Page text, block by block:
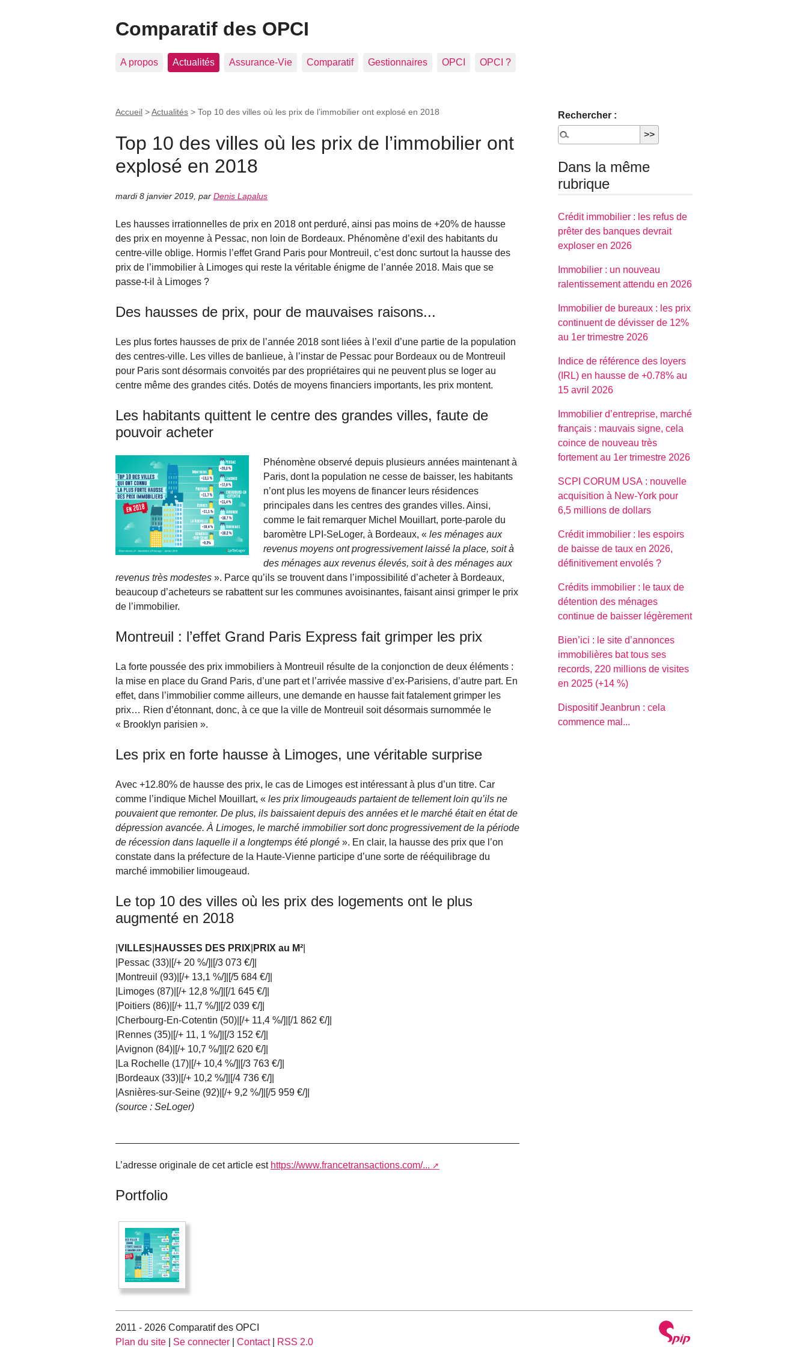
Comparatif des OPCI
A propos Actualités Assurance-Vie Comparatif Gestionnaires OPCI OPCI ?
Accueil >Actualités > Top 10 des villes où les prix de l’immobilier ont explosé en 2018
Top 10 des villes où les prix de l’immobilier ont
explosé en 2018
mardi 8 janvier 2019 par Denis Lapalus
Les hausses irrationnelles de prix en 2018 ont perduré, ainsi pas moins de +20% de hausse
des prix en moyenne à Pessac, non loin de Bordeaux. Phénomène d’exil des habitants du
centre-ville oblige. Hormis l’effet Grand Paris pour Montreuil, c’est donc surtout la hausse des
prix de l’immobilier à Limoges qui reste la véritable énigme de l’année 2018. Mais que se
passe-t-il à Limoges ?
Des hausses de prix, pour de mauvaises raisons...
Les plus fortes hausses de prix de l’année 2018 sont liées à l’exil d’une partie de la population
des centres-ville. Les villes de banlieue, à l’instar de Pessac pour Bordeaux ou de Montreuil
pour Paris sont désormais convoités par des propriétaires qui ne peuvent plus se loger au
centre même des grandes cités. Dotés de moyens financiers importants, les prix montent.
Les habitants quittent le centre des grandes villes, faute de
pouvoir acheter
Phénomène observé depuis plusieurs années maintenant à
Paris, dont la population ne cesse de baisser, les habitants
n’ont plus les moyens de financer leurs résidences
principales dans les centres des grandes villes. Ainsi,
comme le fait remarquer Michel Mouillart, porte-parole du
baromètre LPI-SeLoger, à Bordeaux, « les ménages aux
revenus moyens ont progressivement laissé la place, soit à
des ménages aux revenus élevés, soit à des ménages aux
revenus très modestes ». Parce qu’ils se trouvent dans l’impossibilité d’acheter à Bordeaux,
beaucoup d’acheteurs se rabattent sur les communes avoisinantes, faisant ainsi grimper le prix
de l’immobilier.
Montreuil : l’effet Grand Paris Express fait grimper les prix
La forte poussée des prix immobiliers à Montreuil résulte de la conjonction de deux éléments :
la mise en place du Grand Paris, d’une part et l’arrivée massive d’ex-Parisiens, d’autre part. En
effet, dans l’immobilier comme ailleurs, une demande en hausse fait fatalement grimper les
prix… Rien d’étonnant, donc, à ce que la ville de Montreuil soit désormais surnommée le
« Brooklyn parisien ».
Les prix en forte hausse à Limoges, une véritable surprise
Avec +12.80% de hausse des prix, le cas de Limoges est intéressant à plus d’un titre. Car
comme l’indique Michel Mouillart, « les prix limougeauds partaient de tellement loin qu’ils ne
pouvaient que remonter. De plus, ils baissaient depuis des années et le marché était en état de
dépression avancée. À Limoges, le marché immobilier sort donc progressivement de la période
de récession dans laquelle il a longtemps été plongé ». En clair, la hausse des prix que l’on
constate dans la préfecture de la Haute-Vienne participe d’une sorte de rééquilibrage du
marché immobilier limougeaud.
Le top 10 des villes où les prix des logements ont le plus
augmenté en 2018
VILLES HAUSSES DES PRIX PRIX au M²
|Pessac (33)|[/+ 20 %/]|[/3 073 €/]|
|Montreuil (93)|[/+ 13,1 %/]|[/5 684 €/]|
|Limoges (87)|[/+ 12,8 %/]|[/1 645 €/]|
|Poitiers (86)|[/+ 11,7 %/]|[/2 039 €/]|
|Cherbourg-En-Cotentin (50)|[/+ 11,4 %/]|[/1 862 €/]|
|Rennes (35)|[/+ 11, 1 %/]|[/3 152 €/]|
|Avignon (84)|[/+ 10,7 %/]|[/2 620 €/]|
|La Rochelle (17)|[/+ 10,4 %/]|[/3 763 €/]|
|Bordeaux (33)|[/+ 10,2 %/]|[/4 736 €/]|
|Asnières-sur-Seine (92)|[/+ 9,2 %/]|[/5 959 €/]|
(source : SeLoger)
L’adresse originale de cet article est https://www.francetransactions.com/...
Portfolio
Rechercher :
Dans la même
rubrique
Crédit immobilier : les refus de
prêter des banques devrait
exploser en 2026
Immobilier : un nouveau
ralentissement attendu en 2026
Immobilier de bureaux : les prix
continuent de dévisser de 12%
au 1er trimestre 2026
Indice de référence des loyers
(IRL) en hausse de +0.78% au
15 avril 2026
Immobilier d’entreprise, marché
français : mauvais signe, cela
coince de nouveau très
fortement au 1er trimestre 2026
SCPI CORUM USA : nouvelle
acquisition à New-York pour
6,5 millions de dollars
Crédit immobilier : les espoirs
de baisse de taux en 2026,
définitivement envolés ?
Crédits immobilier : le taux de
détention des ménages
continue de baisser légèrement
Bien’ici : le site d’annonces
immobilières bat tous ses
records, 220 millions de visites
en 2025 (+14 %)
Dispositif Jeanbrun : cela
commence mal...
2011 - 2026 Comparatif des OPCI
Plan du site
Se connecter Contact| RSS 2.0